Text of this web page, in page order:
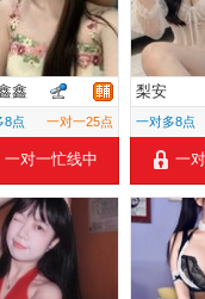
鑫
8点 一对一25点
一对一忙线中
梨安
一对多8点
一